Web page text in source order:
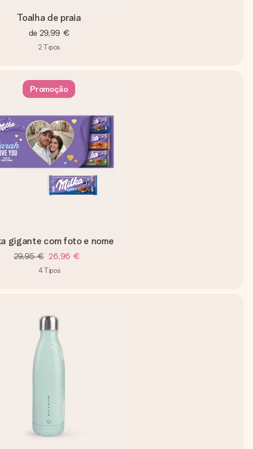
Toalha de praia
de 29,99 €
2 Tipos
Promoção
gigante com foto e nome
29,95 € 26,96 €
4Tipos